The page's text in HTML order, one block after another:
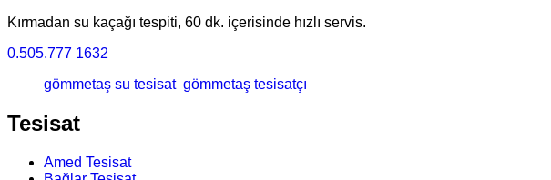
Kırmadan su kaçağı tespiti, 60 dk. içerisinde hızlı servis.
0.505.777 1632
gömmetaş su tesisat gömmetaş tesisatçı
Tesisat
Amed Tesisat